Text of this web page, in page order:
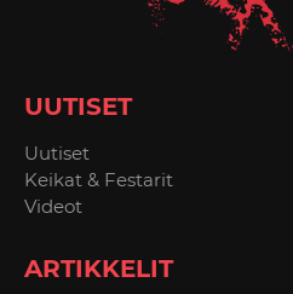
UUTISET
Uutiset
Keikat & Festarit
Videot
ARTIKKELIT